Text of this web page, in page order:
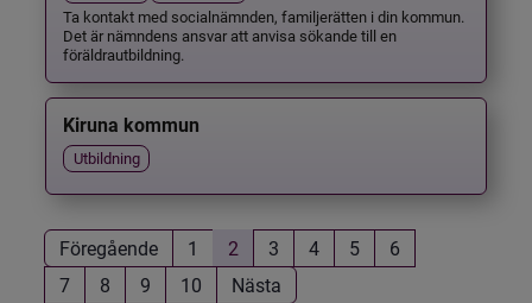
Ta kontakt med socialnämnden, familjerätten i din kommun.
Det är nämndens ansvar att anvisa sökande till en
föräldrautbildning.
Kiruna kommun
Utbildning
Föregående 1 2 3 4 5
6
7
8 9 10 Nästa